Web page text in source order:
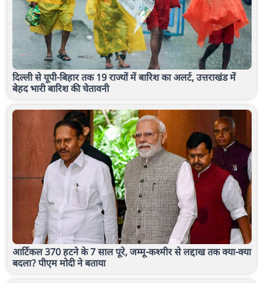
दिल्ली से यूपी-बिहार तक 19 राज्यों में बारिश का अलर्ट, उत्तराखंड में
बेहद भारी बारिश की चेतावनी
आर्टिकल 370 हटने के 7 साल पूरे, जम्मू-कश्मीर से लद्दाख तक क्या-क्या
बदला? पीएम मोदी ने बताया